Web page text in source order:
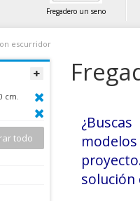
Fregadero un seno
escurridor
cm.
todo
¿Buscas
solución